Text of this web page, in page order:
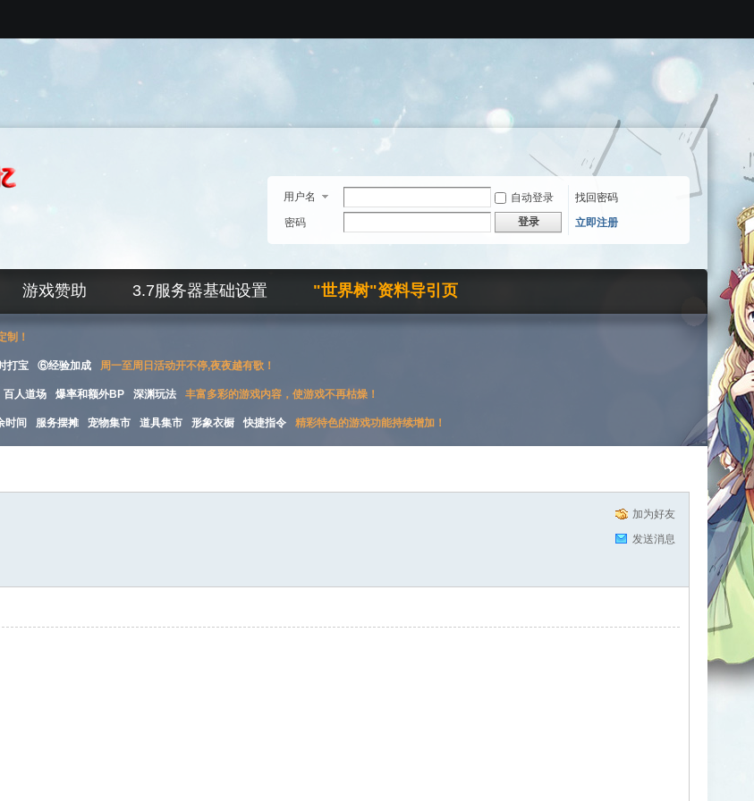
用户名 自动登录
找回密码
密码
登录 立即注册
游戏赞助 3.7服务器基础设置 "世界树"资料导引页
制！
打宝 ⑥经验加成 周一至周日活动开不停,夜夜越有歌！
百人道场 爆率和额外BP 深渊玩法 丰富多彩的游戏内容，使游戏不再枯燥！
时间 服务摆摊 宠物集市 道具集市 形象衣橱 快捷指令 精彩特色的游戏功能持续增加！
加为好友
发送消息